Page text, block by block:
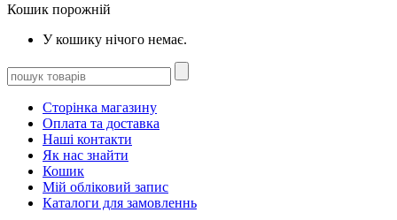
Кошик порожній
У кошику нічого немає.
Сторінка магазину
Оплата та доставка
Наші контакти
Як нас знайти
Кошик
Мій обліковий запис
Каталоги для замовленнь